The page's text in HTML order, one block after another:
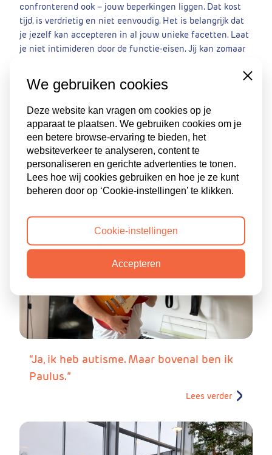
confronterend ook – jouw beperkingen liggen. Dat kost
tijd, is verdrietig en niet eenvoudig. Het is belangrijk dat
je jezelf kan accepteren in al jouw unieke facetten. Laat
je niet intimideren door de functie-eisen. Jij kan zomaar
Deel dit verhaal:
Andere verhalen
“Ja, ik heb autisme. Maar bovenal ben ik
Paulus.”
Lees verder
We gebruiken cookies
Deze website kan vragen om cookies op je
apparaat te plaatsen. We gebruiken cookies om je
een betere browse-ervaring te bieden, het
websiteverkeer te analyseren, content te
personaliseren en gerichte advertenties te tonen.
Lees hoe wij cookies gebruiken en hoe je ze kunt
beheren door op ‘Cookie-instellingen’ te klikken.
Close
Cookie-instellingen
Accepteren